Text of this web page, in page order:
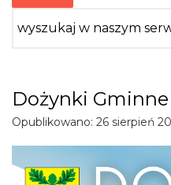
Dożynki Gminne
Opublikowano: 26 sierpień